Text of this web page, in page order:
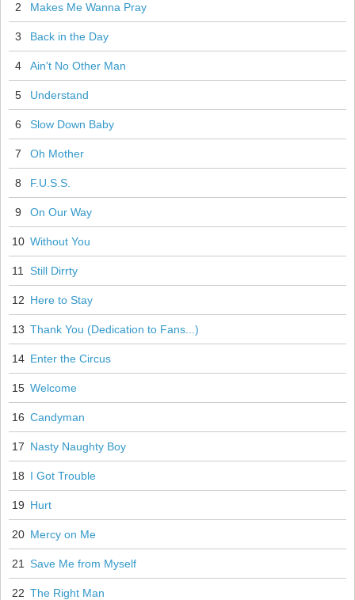
2 Makes Me Wanna Pray
3 Back in the Day
4 Ain't No Other Man
5 Understand
6 Slow Down Baby
7 Oh Mother
8 F.U.S.S.
9 On Our Way
10 Without You
11 Still Dirrty
12 Here to Stay
13 Thank You (Dedication to Fans...)
14 Enter the Circus
15 Welcome
16 Candyman
17 Nasty Naughty Boy
18 I Got Trouble
19 Hurt
20 Mercy on Me
21 Save Me from Myself
22 The Right Man